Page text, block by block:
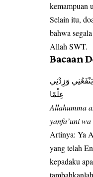
kemampuan
Selain itu,
bahwa
Allah SWT.
Bacaan
وَزِدْنِي
عِلْمًا
Allahumma
yanfa’uni
Artinya: Ya
yang telah
kepadaku